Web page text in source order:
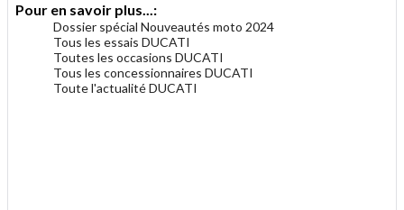
Pour en savoir plus...:
Dossier spécial Nouveautés moto 2024
Tous les essais DUCATI
Toutes les occasions DUCATI
Tous les concessionnaires DUCATI
Toute l'actualité DUCATI